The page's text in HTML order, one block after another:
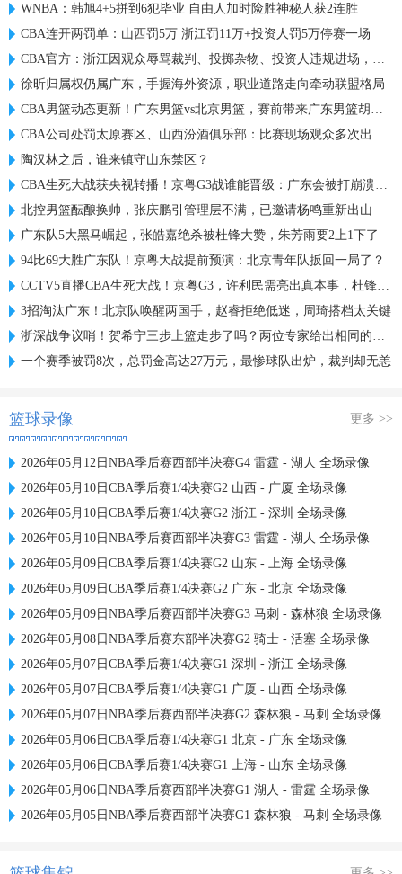
WNBA：韩旭4+5拼到6犯毕业 自由人加时险胜神秘人获2连胜
CBA连开两罚单：山西罚5万 浙江罚11万+投资人罚5万停赛一场
CBA官方：浙江因观众辱骂裁判、投掷杂物、投资人违规进场，罚款16万
徐昕归属权仍属广东，手握海外资源，职业道路走向牵动联盟格局
CBA男篮动态更新！广东男篮vs北京男篮，赛前带来广东男篮胡明轩、奎因、徐杰以及北京男篮赵睿最新消息
CBA公司处罚太原赛区、山西汾酒俱乐部：比赛现场观众多次出现大面积喊“黑哨”及谩骂裁判员情况
陶汉林之后，谁来镇守山东禁区？
CBA生死大战获央视转播！京粤G3战谁能晋级：广东会被打崩溃吗？
北控男篮酝酿换帅，张庆鹏引管理层不满，已邀请杨鸣重新出山
广东队5大黑马崛起，张皓嘉绝杀被杜锋大赞，朱芳雨要2上1下了
94比69大胜广东队！京粤大战提前预演：北京青年队扳回一局了？
CCTV5直播CBA生死大战！京粤G3，许利民需亮出真本事，杜锋恐惨败
3招淘汰广东！北京队唤醒两国手，赵睿拒绝低迷，周琦搭档太关键
浙深战争议哨！贺希宁三步上篮走步了吗？两位专家给出相同的解读
一个赛季被罚8次，总罚金高达27万元，最惨球队出炉，裁判却无恙
篮球录像 更多 >>
2026年05月12日NBA季后赛西部半决赛G4 雷霆 - 湖人 全场录像
2026年05月10日CBA季后赛1/4决赛G2 山西 - 广厦 全场录像
2026年05月10日CBA季后赛1/4决赛G2 浙江 - 深圳 全场录像
2026年05月10日NBA季后赛西部半决赛G3 雷霆 - 湖人 全场录像
2026年05月09日CBA季后赛1/4决赛G2 山东 - 上海 全场录像
2026年05月09日CBA季后赛1/4决赛G2 广东 - 北京 全场录像
2026年05月09日NBA季后赛西部半决赛G3 马刺 - 森林狼 全场录像
2026年05月08日NBA季后赛东部半决赛G2 骑士 - 活塞 全场录像
2026年05月07日CBA季后赛1/4决赛G1 深圳 - 浙江 全场录像
2026年05月07日CBA季后赛1/4决赛G1 广厦 - 山西 全场录像
2026年05月07日NBA季后赛西部半决赛G2 森林狼 - 马刺 全场录像
2026年05月06日CBA季后赛1/4决赛G1 北京 - 广东 全场录像
2026年05月06日CBA季后赛1/4决赛G1 上海 - 山东 全场录像
2026年05月06日NBA季后赛西部半决赛G1 湖人 - 雷霆 全场录像
2026年05月05日NBA季后赛西部半决赛G1 森林狼 - 马刺 全场录像